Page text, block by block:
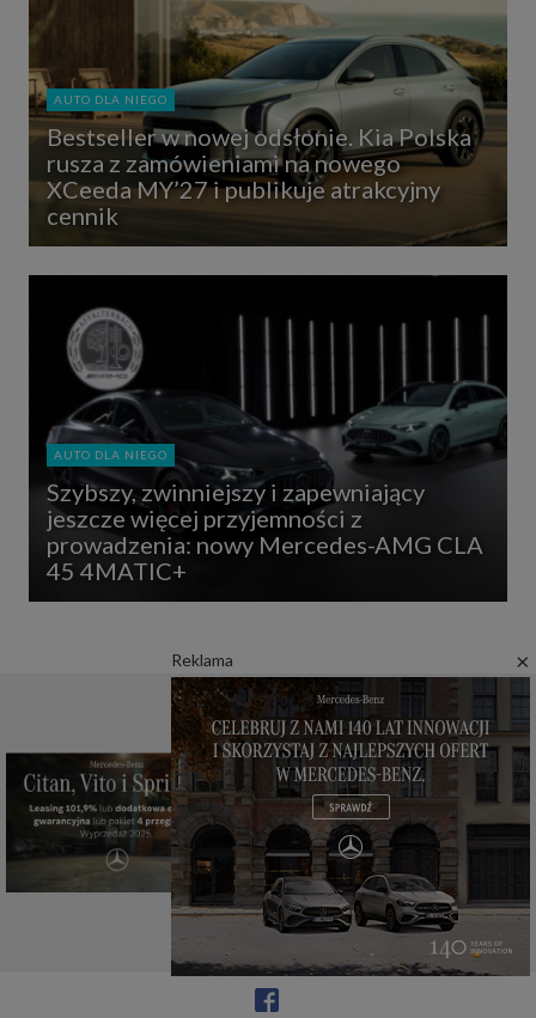
Reklama ×
AUTO DLA NIEGO
Bestseller w nowej odsłonie. Kia Polska
rusza z zamówieniami na nowego
XCeeda MY’27 i publikuje atrakcyjny
cennik
AUTO DLA NIEGO
Szybszy, zwinniejszy i zapewniający
jeszcze więcej przyjemności z
prowadzenia: nowy Mercedes-AMG CLA
45 4MATIC+